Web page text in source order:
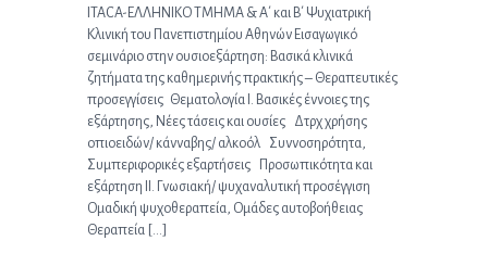
ITACA-ΕΛΛΗΝΙΚΟ ΤΜΗΜΑ & Α΄ και Β΄ Ψυχιατρική
Κλινική του Πανεπιστημίου Αθηνών Εισαγωγικό
σεμινάριο στην ουσιοεξάρτηση: Βασικά κλινικά
ζητήματα της καθημερινής πρακτικής – Θεραπευτικές
προσεγγίσεις Θεματολογία Ι. Βασικές έννοιες της
εξάρτησης, Νέες τάσεις και ουσίες Δτρχ χρήσης
οπιοειδών/ κάνναβης/ αλκοόλ Συννοσηρότητα,
Συμπεριφορικές εξαρτήσεις Προσωπικότητα και
εξάρτηση ΙΙ. Γνωσιακή/ ψυχαναλυτική προσέγγιση
Ομαδική ψυχοθεραπεία, Ομάδες αυτοβοήθειας
Θεραπεία […]